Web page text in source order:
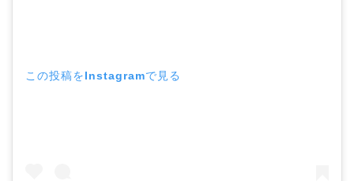
この投稿をInstagramで見る